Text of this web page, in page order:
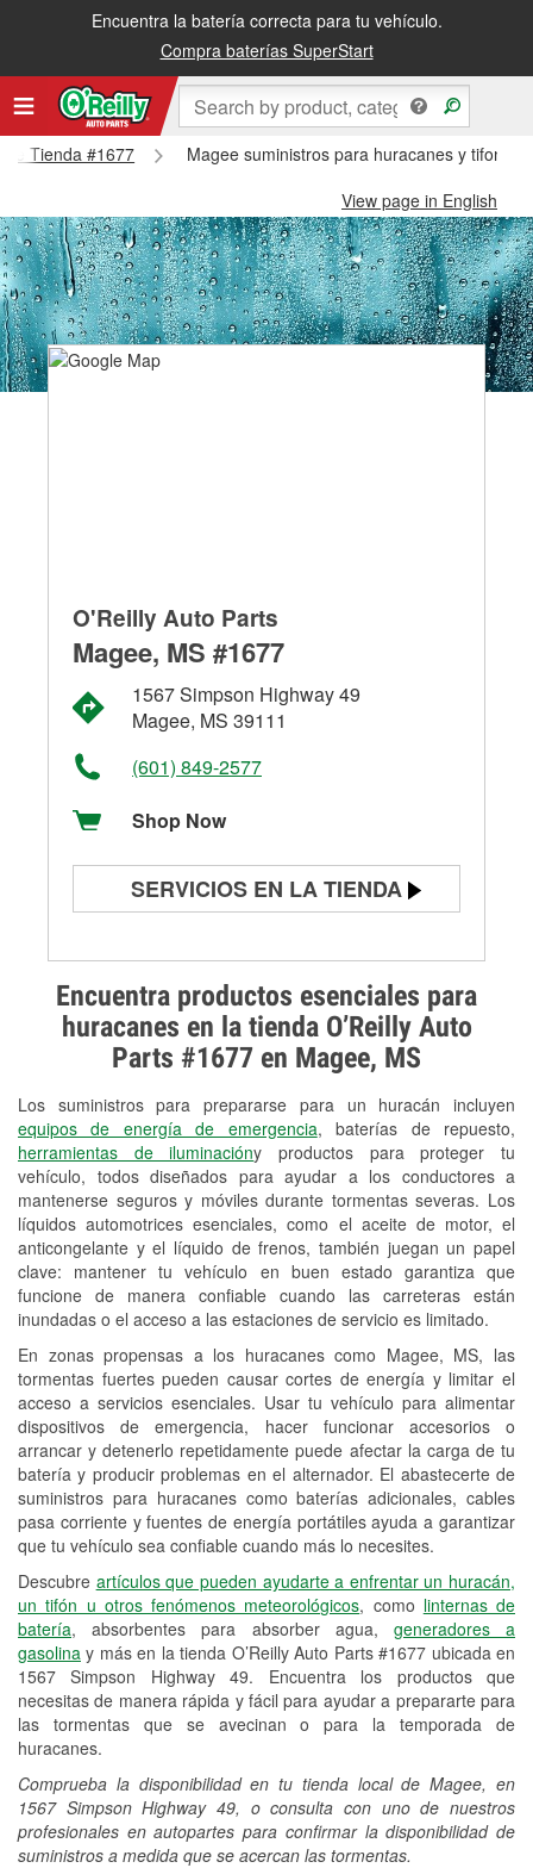
Encuentra la batería correcta para tu vehículo.
Compra baterías SuperStart
Tienda #1677
Magee suministros para huracanes y tifones
View page in English
Encuentra productos esenciales para
huracanes en la tienda O’Reilly Auto
Parts #1677 en Magee, MS
Los suministros para prepararse para un huracán incluyen
equipos de energía de emergencia, baterías de repuesto,
herramientas de iluminacióny productos para proteger tu
vehículo, todos diseñados para ayudar a los conductores a
mantenerse seguros y móviles durante tormentas severas. Los
líquidos automotrices esenciales, como el aceite de motor, el
anticongelante y el líquido de frenos, también juegan un papel
clave: mantener tu vehículo en buen estado garantiza que
funcione de manera confiable cuando las carreteras están
inundadas o el acceso a las estaciones de servicio es limitado.
En zonas propensas a los huracanes como Magee, MS, las
tormentas fuertes pueden causar cortes de energía y limitar el
acceso a servicios esenciales. Usar tu vehículo para alimentar
dispositivos de emergencia, hacer funcionar accesorios o
arrancar y detenerlo repetidamente puede afectar la carga de tu
batería y producir problemas en el alternador. El abastecerte de
suministros para huracanes como baterías adicionales, cables
pasa corriente y fuentes de energía portátiles ayuda a garantizar
que tu vehículo sea confiable cuando más lo necesites.
Descubre artículos que pueden ayudarte a enfrentar un huracán,
un tifón u otros fenómenos meteorológicos, como linternas de
batería, absorbentes para absorber agua, generadores a
gasolina y más en la tienda O’Reilly Auto Parts #1677 ubicada en
1567 Simpson Highway 49. Encuentra los productos que
necesitas de manera rápida y fácil para ayudar a prepararte para
las tormentas que se avecinan o para la temporada de
huracanes.
Comprueba la disponibilidad en tu tienda local de Magee, en
1567 Simpson Highway 49, o consulta con uno de nuestros
profesionales en autopartes para confirmar la disponibilidad de
suministros a medida que se acercan las tormentas.
O'Reilly Auto Parts
Magee, MS #1677
1567 Simpson Highway 49
Magee, MS 39111
(601) 849-2577
Shop Now
SERVICIOS EN LA TIENDA
Prueba de alternadores y
arrancadores
Revisión de la luz "Check Engine"
Reciclaje de baterías y aceite
Instalación de bombillas de faros
Instalación de limpiaparabrisas
Programa de Préstamo de
Herramientas
Rectificación de tambores y discos de
freno
Mangueras hidráulicas a la medida
Hurricane Supplies
Conoce más